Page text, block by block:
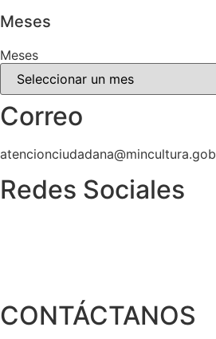
Meses
Meses
Correo
Redes Sociales
CONTÁCTANOS